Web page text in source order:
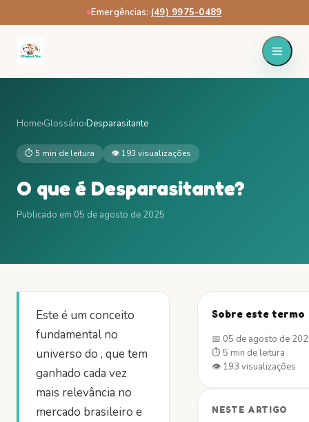
Emergências:·(49) 9975-0489
Home›Glossário›Desparasitante
⏱ 5 min de leitura 👁 193 visualizações
O que é Desparasitante?
Publicado em 05 de agosto de 2025
Este é um conceito
fundamental no
universo do , que tem
ganhado cada vez
mais relevância no
mercado brasileiro e
Sobre este termo
📅 05 de agosto de
⏱ 5 min de leitura
👁 193 visualizações
NESTE ARTIGO